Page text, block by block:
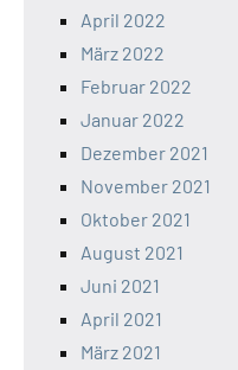
April 2022
März 2022
Februar 2022
Januar 2022
Dezember 2021
November 2021
Oktober 2021
August 2021
Juni 2021
April 2021
März 2021